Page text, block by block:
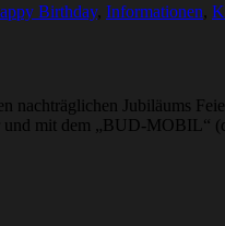
Birthday, Informationen,
nachträglichen Jubiläums
und mit dem „BUD-MOBIL“